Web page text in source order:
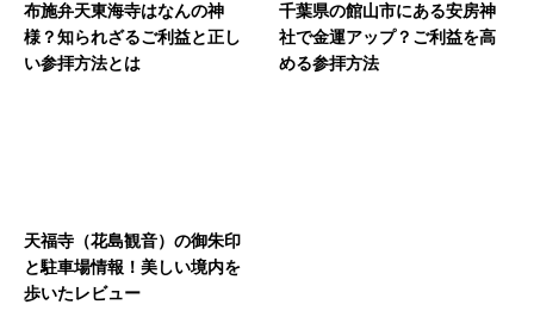
布施弁天東海寺はなんの神
様？知られざるご利益と正し
い参拝方法とは
千葉県の館山市にある安房神
社で金運アップ？ご利益を高
める参拝方法
天福寺（花島観音）の御朱印
と駐車場情報！美しい境内を
歩いたレビュー